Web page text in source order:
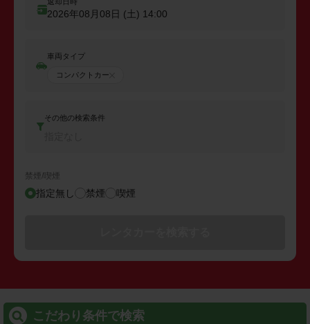
2026年08月08日 (土) 14:00
車両タイプ
コンパクトカー
その他の検索条件
禁煙/喫煙
指定無し 禁煙 喫煙
こだわり条件で検索